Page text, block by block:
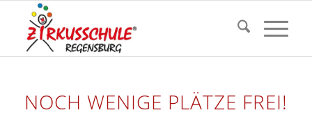
NOCH WENIGE PLÄTZE FREI!